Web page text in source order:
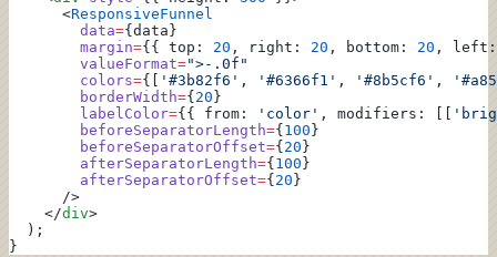
      <
ResponsiveFunnel
        data
={data}
        margin
={{ top: 20 , right: 20 , bottom: 20 ,
        valueFormat
=">-.0f"
        colors
={[ '#3b82f6' , '#6366f1' , '#8b5cf6' ,
        borderWidth
={ 20 }
        labelColor
={{ from: 'color' , modifiers: [[
        beforeSeparatorLength
={ 100 }
        beforeSeparatorOffset
={ 20 }
        afterSeparatorLength
={ 100 }
        afterSeparatorOffset
={ 20 }
      />
    </
div>
  );
}